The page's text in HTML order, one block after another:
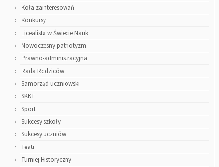
Koła zainteresowań
Konkursy
Licealista w Świecie Nauk
Nowoczesny patriotyzm
Prawno-administracyjna
Rada Rodziców
Samorząd uczniowski
SKKT
Sport
Sukcesy szkoły
Sukcesy uczniów
Teatr
Turniej Historyczny